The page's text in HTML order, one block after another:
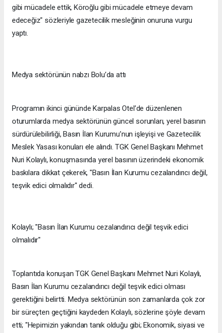
gibi mücadele ettik, Köroğlu gibi mücadele etmeye devam
edeceğiz" sözleriyle gazetecilik mesleğinin onuruna vurgu
yaptı.
Medya sektörünün nabzı Bolu’da attı
Programın ikinci gününde Karpalas Otel’de düzenlenen
oturumlarda medya sektörünün güncel sorunları, yerel basının
sürdürülebilirliği, Basın İlan Kurumu’nun işleyişi ve Gazetecilik
Meslek Yasası konuları ele alındı. TGK Genel Başkanı Mehmet
Nuri Kolaylı, konuşmasında yerel basının üzerindeki ekonomik
baskılara dikkat çekerek, "Basın İlan Kurumu cezalandırıcı değil,
teşvik edici olmalıdır" dedi.
Kolaylı; "Basın İlan Kurumu cezalandırıcı değil teşvik edici
olmalıdır"
Toplantıda konuşan TGK Genel Başkanı Mehmet Nuri Kolaylı,
Basın İlan Kurumu cezalandırıcı değil teşvik edici olması
gerektiğini belirtti. Medya sektörünün son zamanlarda çok zor
bir süreçten geçtiğini kaydeden Kolaylı, sözlerine şöyle devam
etti; "Hepimizin yakından tanık olduğu gibi; Ekonomik, siyasi ve